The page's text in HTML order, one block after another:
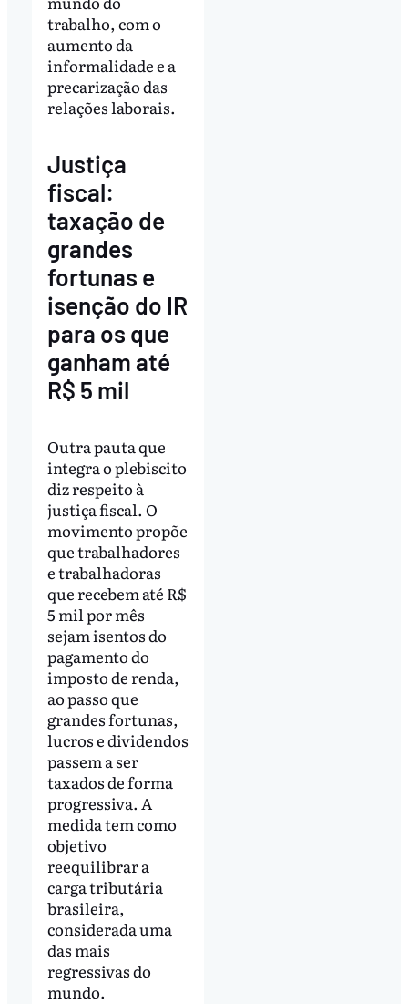
trabalho, com o
aumento da
informalidade e a
precarização das
relações laborais.
Justiça
fiscal:
taxação de
grandes
fortunas e
isenção do IR
para os que
ganham até
R$ 5 mil
Outra pauta que
integra o plebiscito
diz respeito à
justiça fiscal. O
movimento propõe
que trabalhadores
e trabalhadoras
que recebem até R$
5 mil por mês
sejam isentos do
pagamento do
imposto de renda,
ao passo que
grandes fortunas,
lucros e dividendos
passem a ser
taxados de forma
progressiva. A
medida tem como
objetivo
reequilibrar a
carga tributária
brasileira,
considerada uma
das mais
regressivas do
mundo.